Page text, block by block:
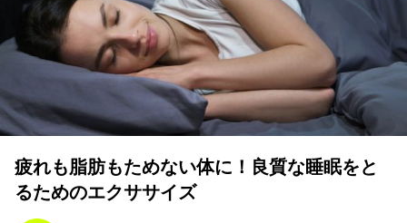
疲れも脂肪もためない体に！良質な睡眠をと
るためのエクササイズ